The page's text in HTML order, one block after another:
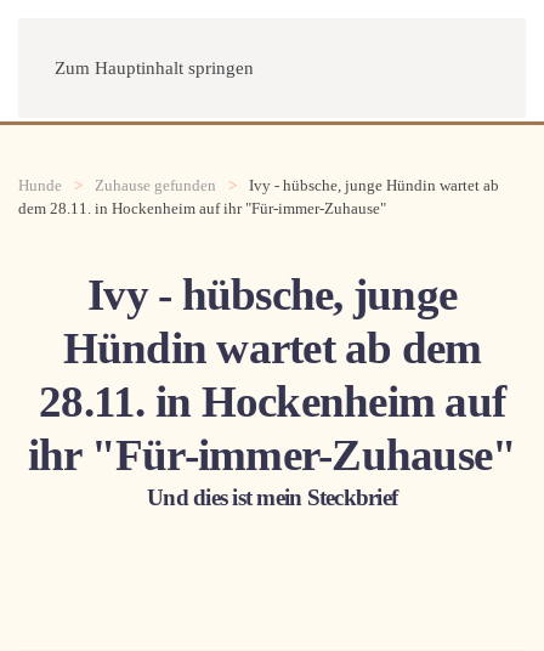
Zum Hauptinhalt springen
Menü
Hunde Zuhause gefunden
Ivy - hübsche, junge Hündin wartet ab
dem 28.11. in Hockenheim auf ihr "Für-immer-Zuhause"
Ivy - hübsche, junge
Hündin wartet ab dem
28.11. in Hockenheim auf
ihr "Für-immer-Zuhause"
Und dies ist mein Steckbrief